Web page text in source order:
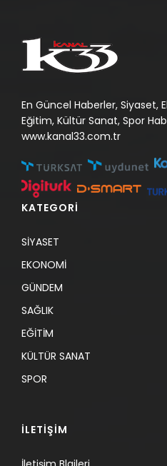
En Güncel Haberler, Siyaset,
Eğitim, Kültür Sanat, Spor
www.kanal33.com.tr
KATEGORİ
SİYASET
EKONOMİ
GÜNDEM
SAĞLIK
EĞİTİM
KÜLTÜR SANAT
SPOR
İLETİŞİM